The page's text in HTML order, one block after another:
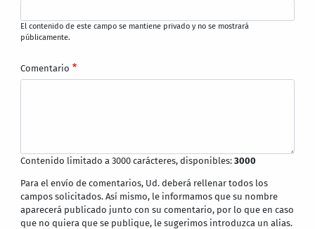
El contenido de este campo se mantiene privado y no se mostrará
públicamente.
Comentario
Contenido limitado a 3000 carácteres, disponibles:3000
Para el envío de comentarios, Ud. deberá rellenar todos los
campos solicitados. Así mismo, le informamos que su nombre
aparecerá publicado junto con su comentario, por lo que en caso
que no quiera que se publique, le sugerimos introduzca un alias.